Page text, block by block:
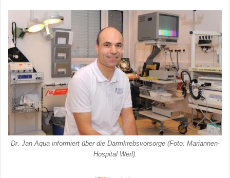
Dr. Jan Aqua informiert über die Darmkrebsvorsorge (Foto: Mariannen-
Hospital Werl).